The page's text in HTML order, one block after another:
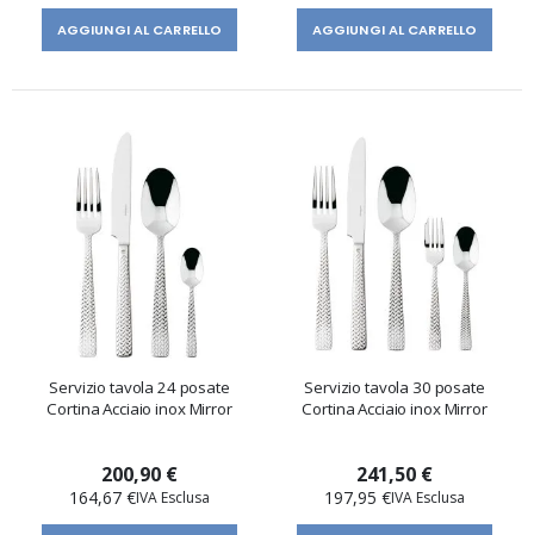
AGGIUNGI AL CARRELLO AGGIUNGI AL CARRELLO
Servizio tavola 24 posate
Cortina Acciaio inox Mirror
200,90 €
164,67 €
Servizio tavola 30 posate
Cortina Acciaio inox Mirror
241,50 €
197,95 €